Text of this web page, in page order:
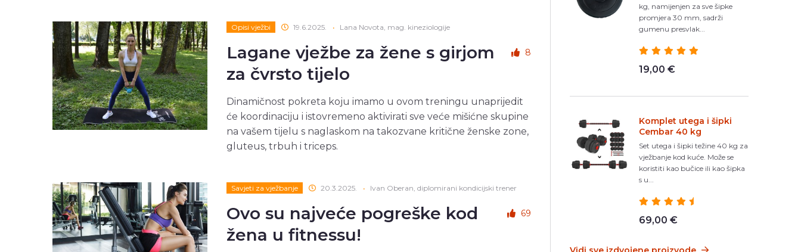
Opisi vježbi 19.6.2025. • Lana Novota, mag. kineziologije
Lagane vježbe za žene s girjom
za čvrsto tijelo
8
Dinamičnost pokreta koju imamo u ovom treningu unaprijedit
će koordinaciju i istovremeno aktivirati sve veće mišićne skupine
na vašem tijelu s naglaskom na takozvane kritične ženske zone,
gluteus, trbuh i triceps.
Savjeti za vježbanje 20.3.2025. • Ivan Oberan, diplomirani kondicijski trener
Ovo su najveće pogreške kod
žena u fitnessu!
69
kg, namijenjen za sve šipke
promjera 30 mm, sadrži
gumenu presvlak...
19,00 €
Komplet utega i šipki
Cembar 40 kg
Set utega i šipki težine 40 kg za
vježbanje kod kuće. Može se
koristiti kao bučice ili kao šipka
s u...
69,00 €